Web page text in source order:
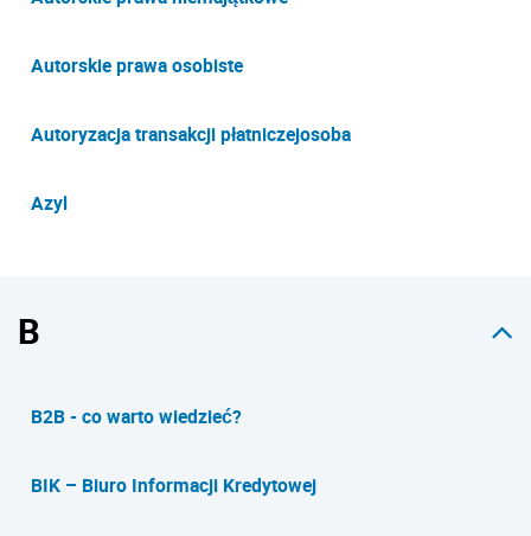
Autorskie prawa osobiste
Autoryzacja transakcji płatniczejosoba
Azyl
B
B2B - co warto wiedzieć?
BIK – Biuro Informacji Kredytowej